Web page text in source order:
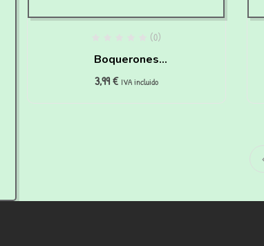
(0)
Boquerones
Deshidratados Para
3,99€ IVA incluido